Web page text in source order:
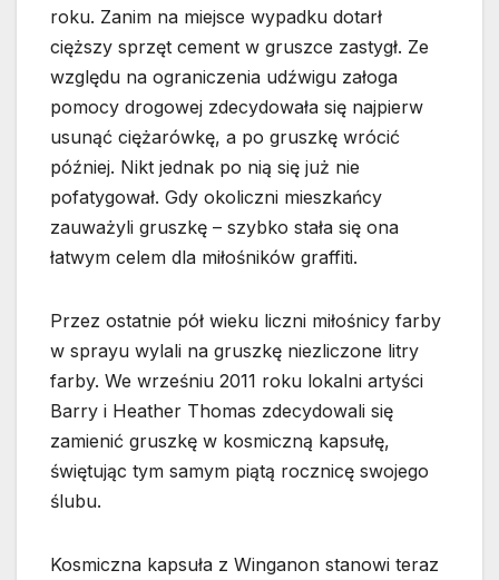
roku. Zanim na miejsce wypadku dotarł
cięższy sprzęt cement w gruszce zastygł. Ze
względu na ograniczenia udźwigu załoga
pomocy drogowej zdecydowała się najpierw
usunąć ciężarówkę, a po gruszkę wrócić
później. Nikt jednak po nią się już nie
pofatygował. Gdy okoliczni mieszkańcy
zauważyli gruszkę – szybko stała się ona
łatwym celem dla miłośników graffiti.
Przez ostatnie pół wieku liczni miłośnicy farby
w sprayu wylali na gruszkę niezliczone litry
farby. We wrześniu 2011 roku lokalni artyści
Barry i Heather Thomas zdecydowali się
zamienić gruszkę w kosmiczną kapsułę,
świętując tym samym piątą rocznicę swojego
ślubu.
Kosmiczna kapsuła z Winganon stanowi teraz